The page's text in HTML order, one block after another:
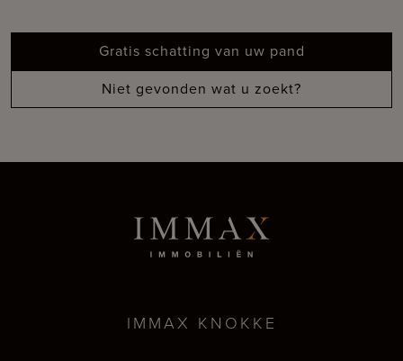
Gratis schatting van uw pand
Niet gevonden wat u zoekt?
IMMAX KNOKKE